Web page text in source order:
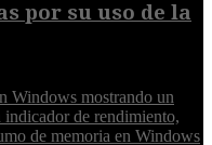
por su uso de la